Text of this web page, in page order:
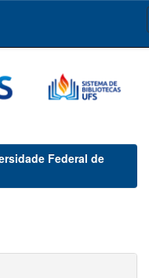
Federal de